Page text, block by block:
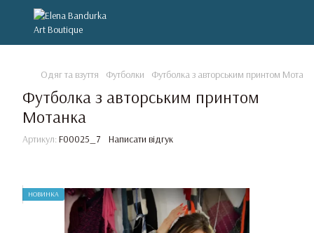
Одяг та взуття Футболки Футболка з авторським принтом
Футболка з авторським принтом
Мотанка
Артикул: F00025_7 Написати відгук
НОВИНКА